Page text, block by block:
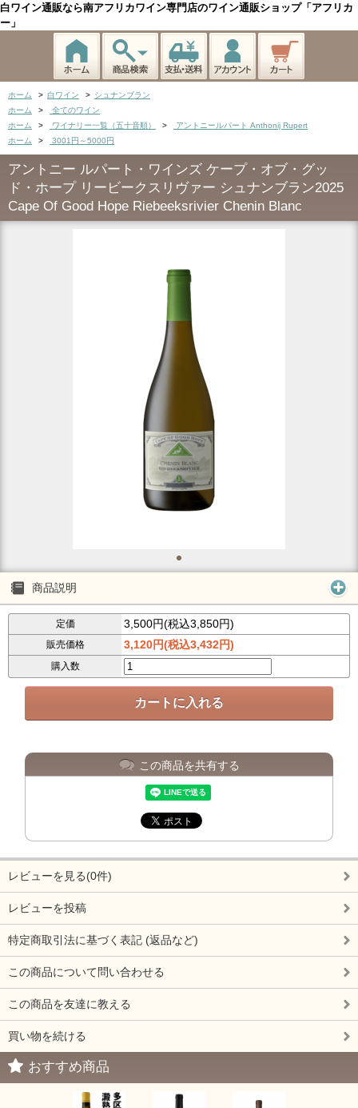
白ワイン通販なら南アフリカワイン専門店のワイン通販ショップ「アフリカ
ー」
ホーム > 白ワイン > シュナンブラン
ホーム
>
全てのワイン
ホーム
> ワイナリー一覧（五十音順） >
アントニールパート Anthonij Rupert
ホーム
> 3001円～5000円
アントニー ルパート・ワインズ ケープ・オブ・グッ
ド・ホープ リービークスリヴァー シュナンブラン2025
Cape Of Good Hope Riebeeksrivier Chenin Blanc
商品説明
定価 3,500円(税込3,850円)
販売価格 3,120円(税込3,432円)
購入数
この商品を共有する
レビューを見る(0件)
レビューを投稿
特定商取引法に基づく表記 (返品など)
この商品について問い合わせる
この商品を友達に教える
買い物を続ける
おすすめ商品